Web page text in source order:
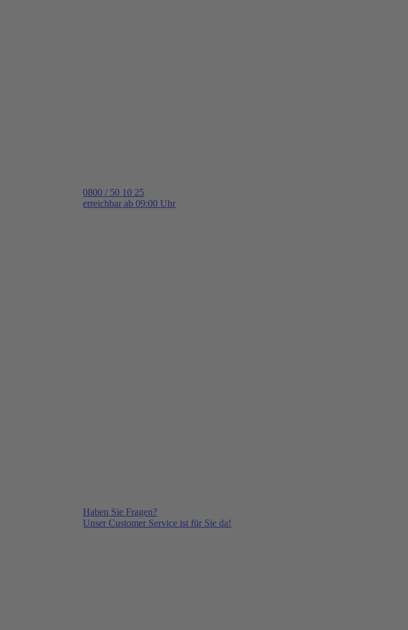
0800 / 50 10 25
erreichbar ab 09:00 Uhr
Haben Sie Fragen?
Unser Customer Service ist für Sie da!